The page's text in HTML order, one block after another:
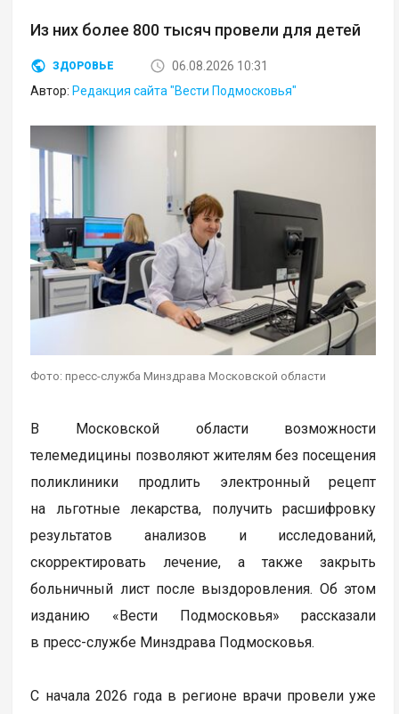
Из них более 800 тысяч провели для детей
ЗДОРОВЬЕ
06.08.2026 10:31
Автор: Редакция сайта "Вести Подмосковья"
Фото: пресс-служба Минздрава Московской области
В Московской области возможности
телемедицины позволяют жителям без посещения
поликлиники продлить электронный рецепт
на льготные лекарства, получить расшифровку
результатов анализов и исследований,
скорректировать лечение, а также закрыть
больничный лист после выздоровления. Об этом
изданию «Вести Подмосковья» рассказали
в пресс-службе Минздрава Подмосковья.
С начала 2026 года в регионе врачи провели уже